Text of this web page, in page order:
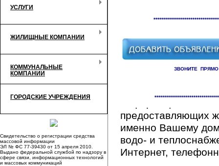
УСЛУГИ
ЖИЛИЩНЫЕ КОМПАНИИ
КОММУНАЛЬНЫЕ
КОМПАНИИ
ГОРОДСКИЕ УЧРЕЖДЕНИЯ
Свидетельство о регистрации средства
массовой информации
ЭЛ № ФС 77-39430 от 15 апреля 2010.
Выдано федеральной службой по надзору в
сфере связи, информационных технологий
и массовых коммуникаций
ЗВОНИТЕ
предоставляющих
именно Вашему
водо- и
Интернет,